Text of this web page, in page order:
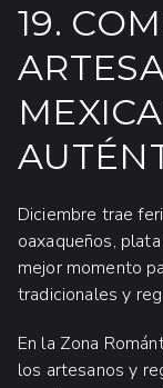
19.
Diciembre trae
oaxaqueños,
mejor momento
tradicionales y
En la Zona
los artesanos y